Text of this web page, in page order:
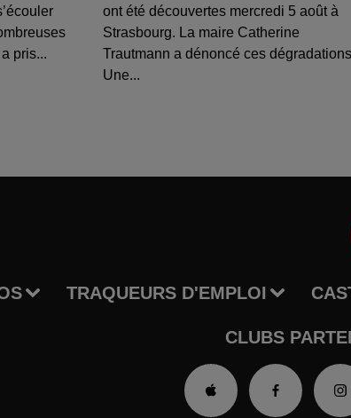
pris...
ont été découvertes mercredi 5 août à
Strasbourg. La maire Catherine
Trautmann a dénoncé ces
Une...
TRAQUEURS D'EMPLOI
CLUBS